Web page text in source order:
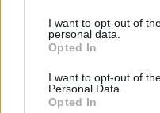
I want to opt-out of
personal data.
Opted In
I want to opt-out of
Personal Data.
Opted In
Ministerstvo vnitra
ulicích Prahy rozšiřování
médií a sítě internet. "Tyto
během celého včerejšího
sdělila dnes ČIA tisková
Bártíková.